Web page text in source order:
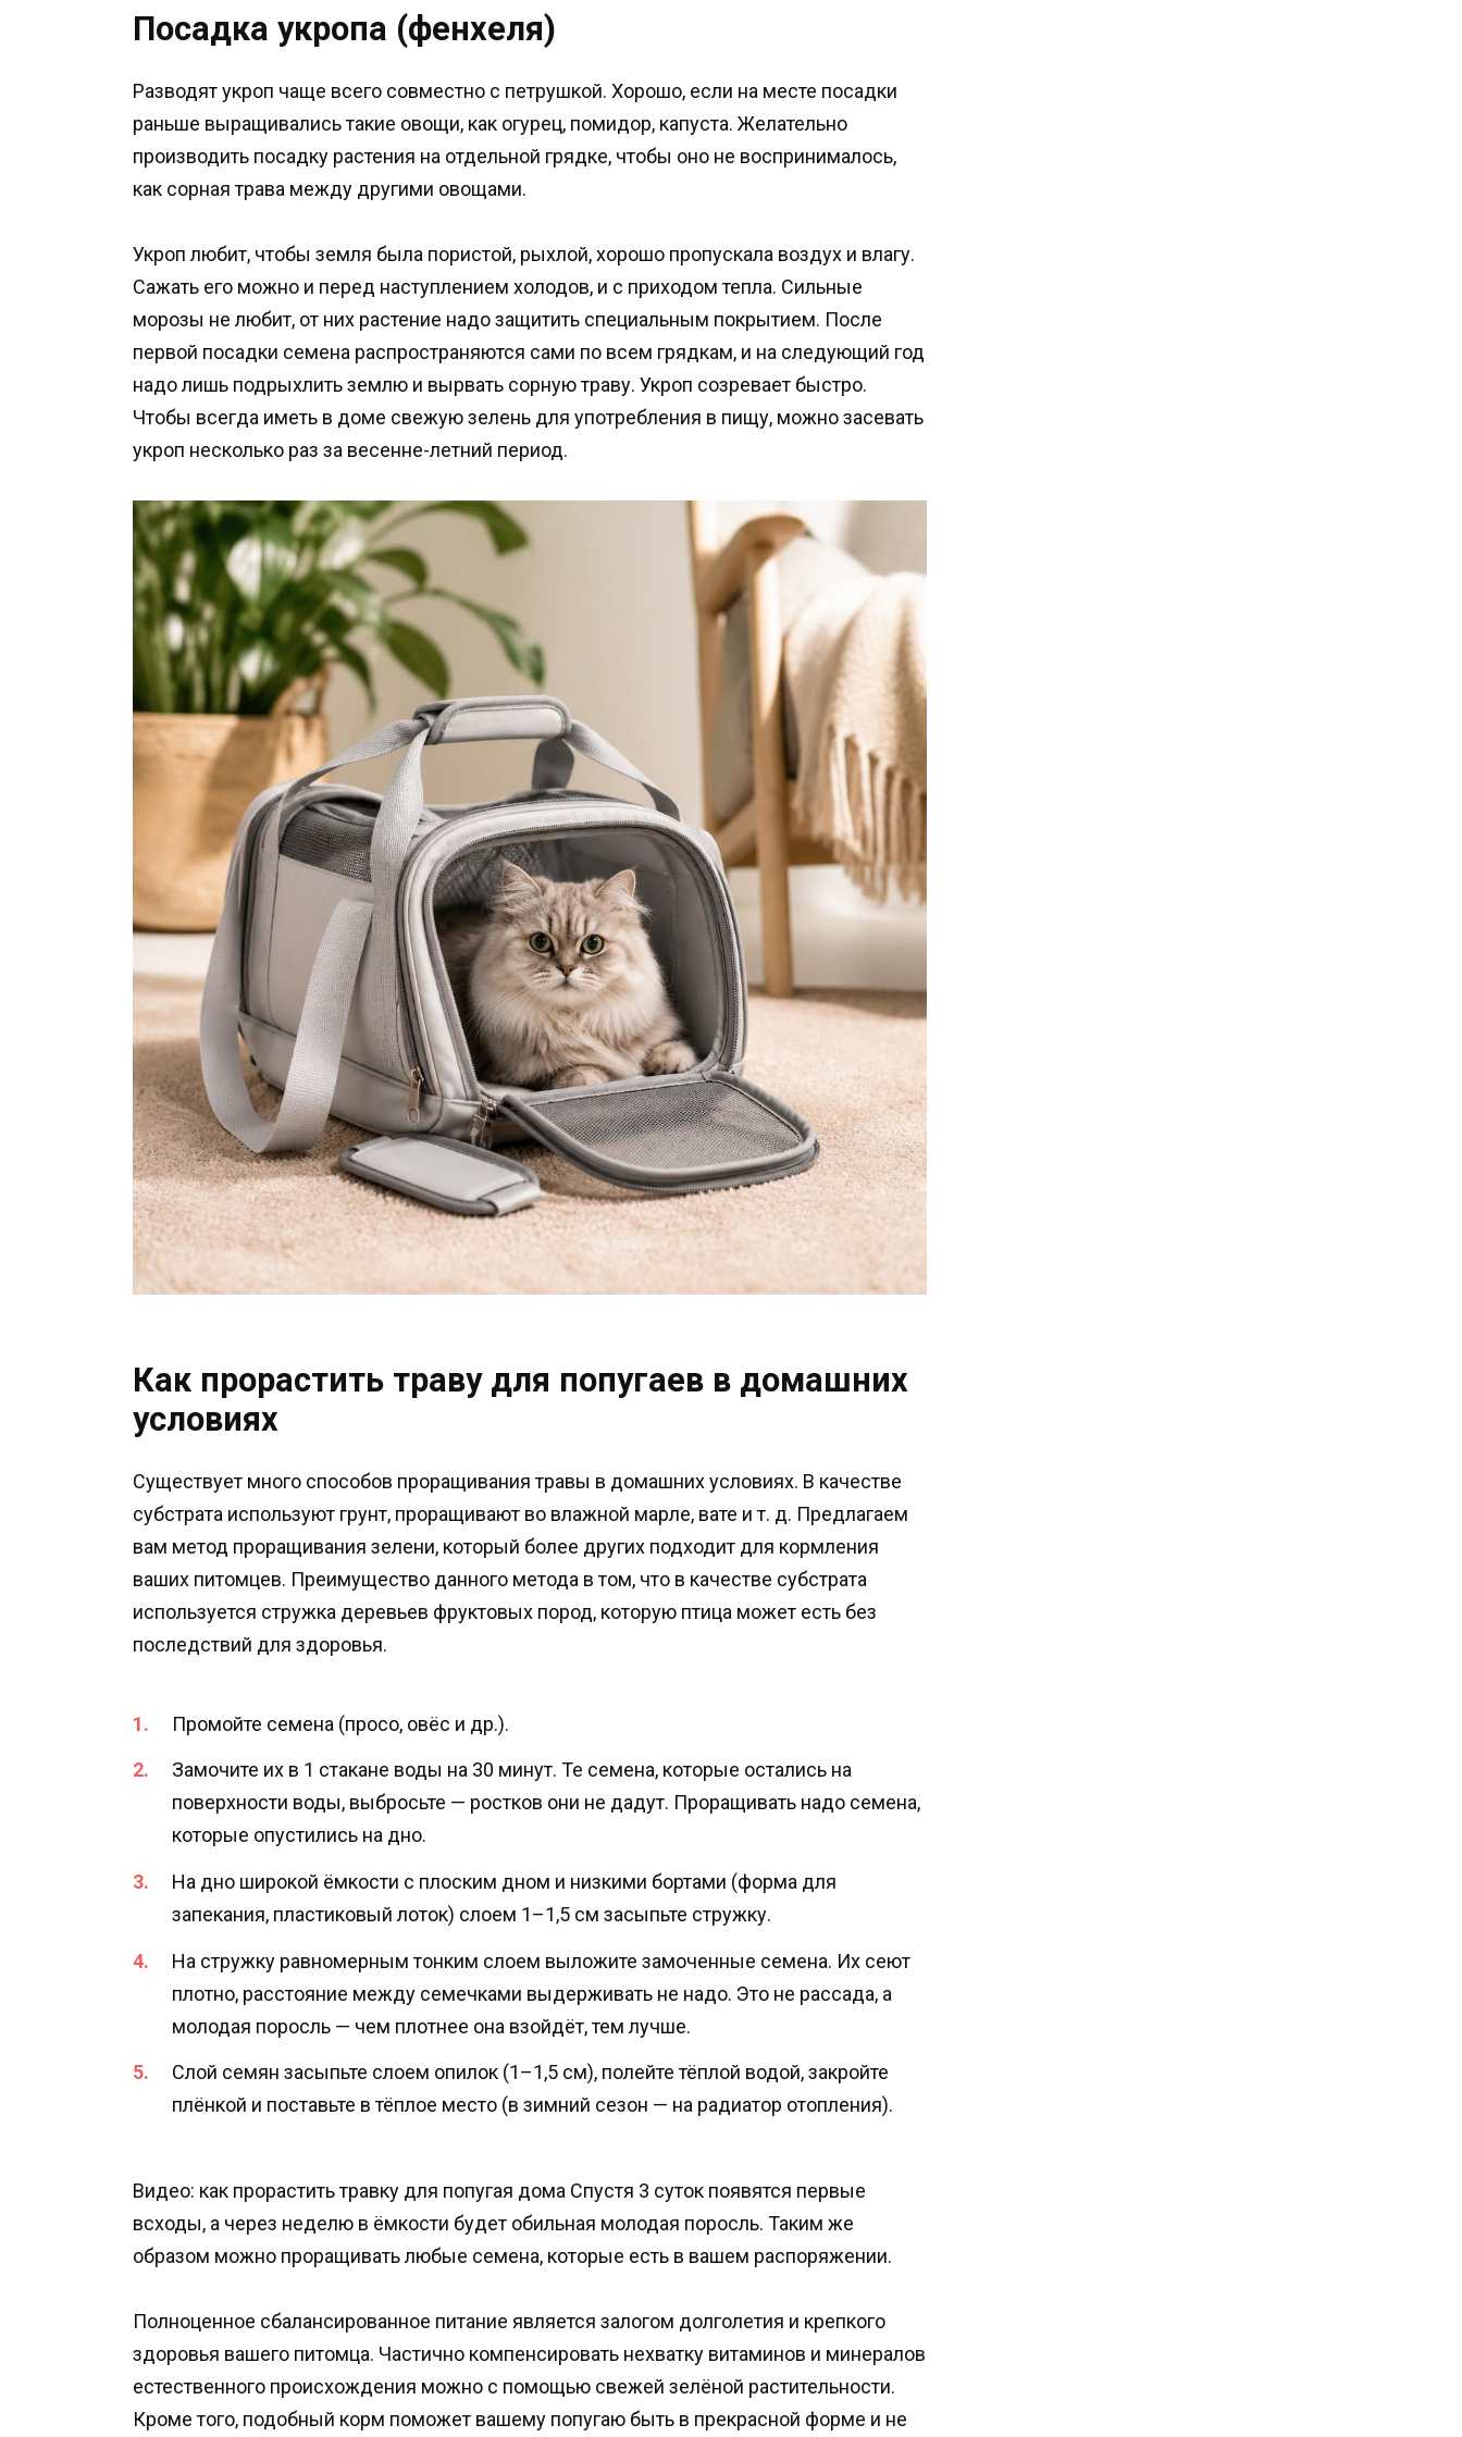
Посадка укропа (фенхеля)
Разводят укроп чаще всего совместно с петрушкой. Хорошо, если на месте посадки
раньше выращивались такие овощи, как огурец, помидор, капуста. Желательно
производить посадку растения на отдельной грядке, чтобы оно не воспринималось,
как сорная трава между другими овощами.
Укроп любит, чтобы земля была пористой, рыхлой, хорошо пропускала воздух и влагу.
Сажать его можно и перед наступлением холодов, и с приходом тепла. Сильные
морозы не любит, от них растение надо защитить специальным покрытием. После
первой посадки семена распространяются сами по всем грядкам, и на следующий год
надо лишь подрыхлить землю и вырвать сорную траву. Укроп созревает быстро.
Чтобы всегда иметь в доме свежую зелень для употребления в пищу, можно засевать
укроп несколько раз за весенне-летний период.
Как прорастить траву для попугаев в домашних
условиях
Существует много способов проращивания травы в домашних условиях. В качестве
субстрата используют грунт, проращивают во влажной марле, вате и т. д. Предлагаем
вам метод проращивания зелени, который более других подходит для кормления
ваших питомцев. Преимущество данного метода в том, что в качестве субстрата
используется стружка деревьев фруктовых пород, которую птица может есть без
последствий для здоровья.
Промойте семена (просо, овёс и др.).
Замочите их в 1 стакане воды на 30 минут. Те семена, которые остались на
поверхности воды, выбросьте — ростков они не дадут. Проращивать надо семена,
которые опустились на дно.
На дно широкой ёмкости с плоским дном и низкими бортами (форма для
запекания, пластиковый лоток) слоем 1–1,5 см засыпьте стружку.
На стружку равномерным тонким слоем выложите замоченные семена. Их сеют
плотно, расстояние между семечками выдерживать не надо. Это не рассада, а
молодая поросль — чем плотнее она взойдёт, тем лучше.
Слой семян засыпьте слоем опилок (1–1,5 см), полейте тёплой водой, закройте
плёнкой и поставьте в тёплое место (в зимний сезон — на радиатор отопления).
Видео: как прорастить травку для попугая дома Спустя 3 суток появятся первые
всходы, а через неделю в ёмкости будет обильная молодая поросль. Таким же
образом можно проращивать любые семена, которые есть в вашем распоряжении.
Полноценное сбалансированное питание является залогом долголетия и крепкого
здоровья вашего питомца. Частично компенсировать нехватку витаминов и минералов
естественного происхождения можно с помощью свежей зелёной растительности.
Кроме того, подобный корм поможет вашему попугаю быть в прекрасной форме и не